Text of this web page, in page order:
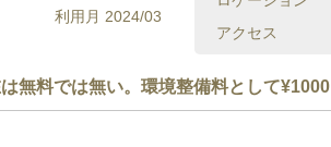
利用月 2024/03
アクセス
無料では無い。環境整備料として¥1000